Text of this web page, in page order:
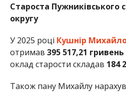
Староста Пужниківського
округу
У 2025 році Кушнір
отримав 395 517,21 гривень
оклад старости складав 184
Також пану Михайлу